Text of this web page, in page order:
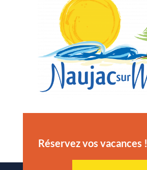
Réservez vos vacances !